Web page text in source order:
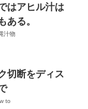
はアヒル汁は
ある。
汁物
切断をディス
to